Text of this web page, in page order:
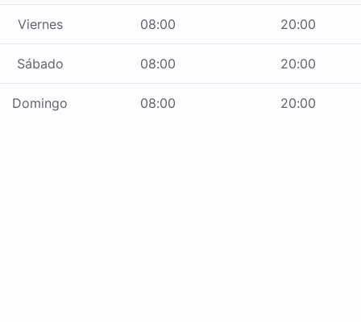
Viernes 08:00 20:00
Sábado 08:00 20:00
Domingo 08:00 20:00